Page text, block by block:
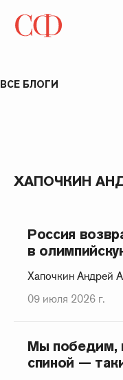
ВСЕ БЛОГИ
ХАПОЧКИН
Россия
в
Хапочкин Андрей
09 июля 2026 г.
Мы победим,
спиной —